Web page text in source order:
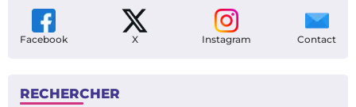
Facebook X Instagram Contact
RECHERCHER